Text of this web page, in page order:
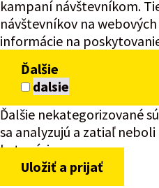
kampaní návštevníkom.
návštevníkov na
informácie na
Ďalšie
dalsie
Ďalšie nekategorizované
sa analyzujú a zatiaľ
kategórie.
Uložiť a prijať